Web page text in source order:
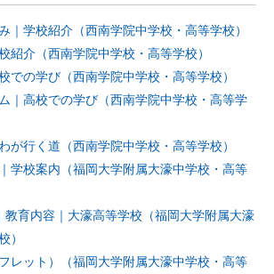
｜学校紹介（西南学院中学校・高等学校）
紹介（西南学院中学校・高等学校）
での学び（西南学院中学校・高等学校）
｜高校での学び（西南学院中学校・高等学
が行く道（西南学院中学校・高等学校）
学校案内（福岡大学附属大濠中学校・高等
教育内容｜大濠高等学校（福岡大学附属大濠
）
レット）（福岡大学附属大濠中学校・高等